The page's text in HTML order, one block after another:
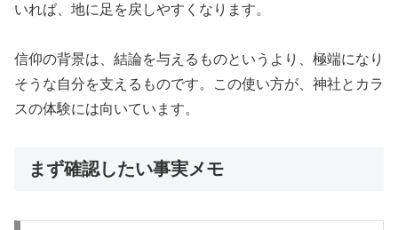
いれば、地に足を戻しやすくなります。
信仰の背景は、結論を与えるものというより、極端になり
そうな自分を支えるものです。この使い方が、神社とカラ
スの体験には向いています。
まず確認したい事実メモ